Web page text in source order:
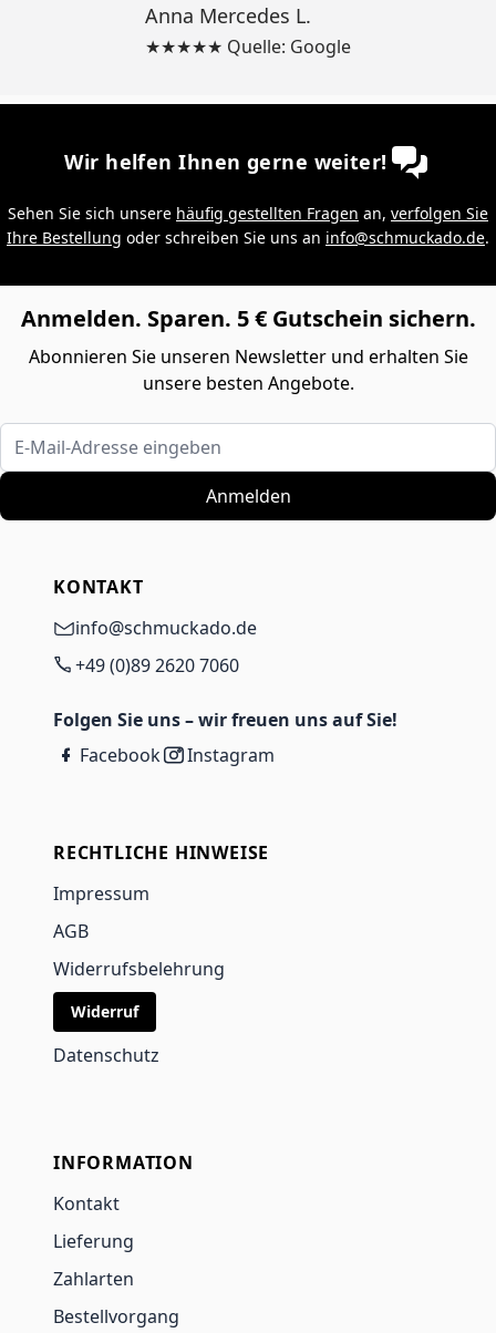
Anna Mercedes L.
★★★★★ Quelle: Google
Wir helfen Ihnen gerne weiter!
Sehen Sie sich unsere häufig gestellten Fragen an, verfolgen Sie
Ihre Bestellung oder schreiben Sie uns an info@schmuckado.de.
Anmelden. Sparen. 5 € Gutschein sichern.
Abonnieren Sie unseren Newsletter und erhalten Sie
unsere besten Angebote.
E-Mail-Adresse eingeben
Anmelden
KONTAKT
info@schmuckado.de
+49 (0)89 2620 7060
Folgen Sie uns – wir freuen uns auf Sie!
Facebook
Instagram
RECHTLICHE HINWEISE
Impressum
AGB
Widerrufsbelehrung
Widerruf
Datenschutz
INFORMATION
Kontakt
Lieferung
Zahlarten
Bestellvorgang